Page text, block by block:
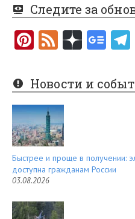
Следите за
Pi
er
es
t
F
e
d
Новости и
Быстрее и проще в получении:
доступна гражданам России
03.08.2026